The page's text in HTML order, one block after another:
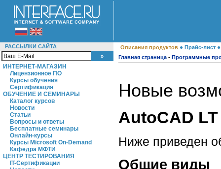
РАССЫЛКИ САЙТА
ИНТЕРНЕТ-МАГАЗИН
Лицензионное ПО
Курсы обучения
Сертификация
ОБУЧЕНИЕ И СЕМИНАРЫ
Каталог курсов
Новости
Статьи
Вопросы и ответы
Бесплатные семинары
Онлайн-курсы
Курсы Microsoft On-Demand
Кафедра МФТИ
ЦЕНТР ТЕСТИРОВАНИЯ
IT-Сертификации
Описания продуктов ● Прайс-лист
Главная страница - Программные
Новые
AutoCAD LT
Ниже приведен
Общие виды